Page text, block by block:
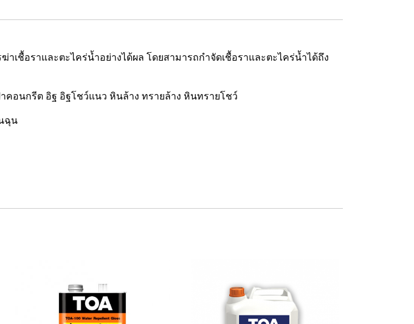
เชื้อราและตะไคร่น้ำอย่างได้ผล โดยสามารถกำจัดเชื้อราและตะไคร่น้ำได้ถึง
คอนกรีต อิฐ อิฐโชว์แนว หินล้าง ทรายล้าง หินทรายโชว์
ฉุน